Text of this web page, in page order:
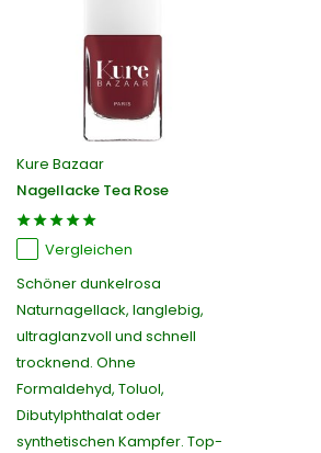
Kure Bazaar
Nagellacke Tea Rose
Vergleichen
Schöner dunkelrosa
Naturnagellack, langlebig,
ultraglanzvoll und schnell
trocknend. Ohne
Formaldehyd, Toluol,
Dibutylphthalat oder
synthetischen Kampfer. Top-